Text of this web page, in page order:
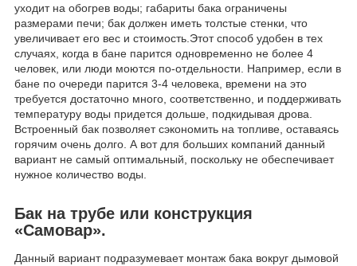
уходит на обогрев воды; габариты бака ограничены
размерами печи; бак должен иметь толстые стенки, что
увеличивает его вес и стоимость.Этот способ удобен в тех
случаях, когда в бане парится одновременно не более 4
человек, или люди моются по-отдельности. Например, если в
бане по очереди парится 3-4 человека, времени на это
требуется достаточно много, соответственно, и поддерживать
температуру воды придется дольше, подкидывая дрова.
Встроенный бак позволяет сэкономить на топливе, оставаясь
горячим очень долго. А вот для больших компаний данный
вариант не самый оптимальный, поскольку не обеспечивает
нужное количество воды.
Бак на трубе или конструкция
«Самовар».
Данный вариант подразумевает монтаж бака вокруг дымовой